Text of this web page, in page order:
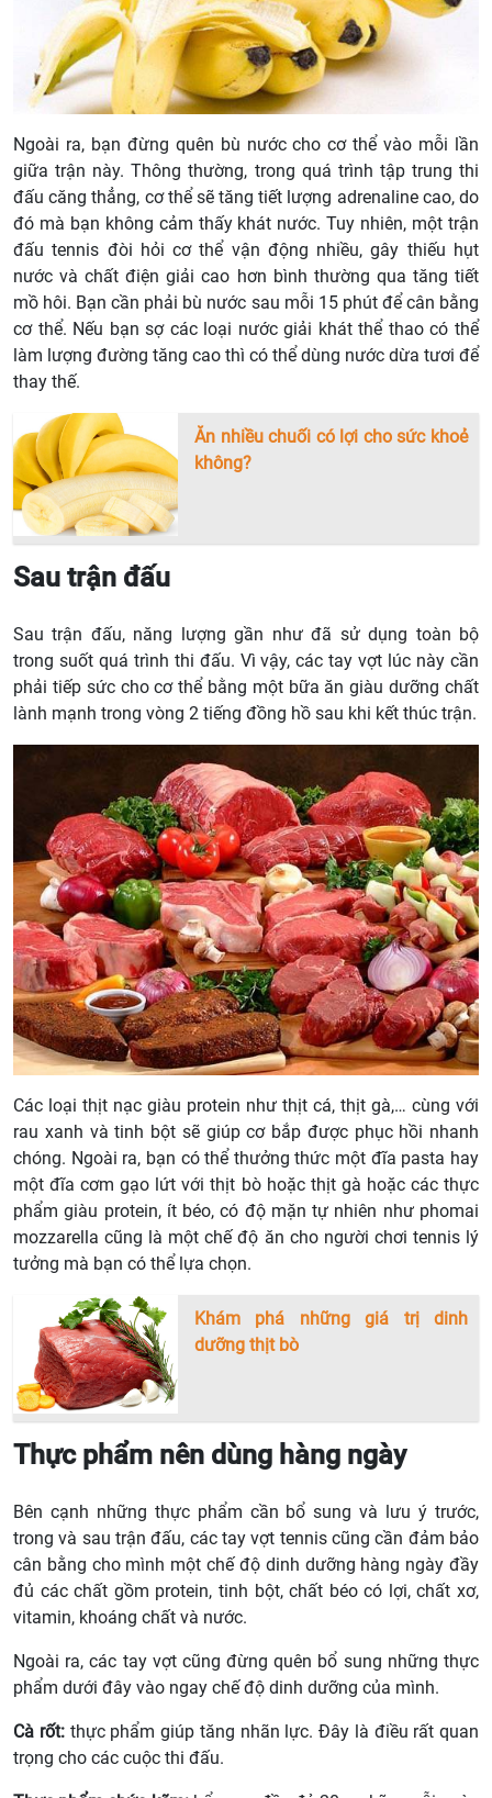
Ngoài ra, bạn đừng quên bù nước cho cơ thể vào mỗi lần
giữa trận này. Thông thường, trong quá trình tập trung thi
đấu căng thẳng, cơ thể sẽ tăng tiết lượng adrenaline cao, do
đó mà bạn không cảm thấy khát nước. Tuy nhiên, một trận
đấu tennis đòi hỏi cơ thể vận động nhiều, gây thiếu hụt
nước và chất điện giải cao hơn bình thường qua tăng tiết
mồ hôi. Bạn cần phải bù nước sau mỗi 15 phút để cân bằng
cơ thể. Nếu bạn sợ các loại nước giải khát thể thao có thể
làm lượng đường tăng cao thì có thể dùng nước dừa tươi để
thay thế.
Ăn nhiều chuối có lợi cho sức khoẻ
không?
Sau trận đấu
Sau trận đấu, năng lượng gần như đã sử dụng toàn bộ
trong suốt quá trình thi đấu. Vì vậy, các tay vợt lúc này cần
phải tiếp sức cho cơ thể bằng một bữa ăn giàu dưỡng chất
lành mạnh trong vòng 2 tiếng đồng hồ sau khi kết thúc trận.
Các loại thịt nạc giàu protein như thịt cá, thịt gà,… cùng với
rau xanh và tinh bột sẽ giúp cơ bắp được phục hồi nhanh
chóng. Ngoài ra, bạn có thể thưởng thức một đĩa pasta hay
một đĩa cơm gạo lứt với thịt bò hoặc thịt gà hoặc các thực
phẩm giàu protein, ít béo, có độ mặn tự nhiên như phomai
mozzarella cũng là một chế độ ăn cho người chơi tennis lý
tưởng mà bạn có thể lựa chọn.
Khám phá những giá trị dinh
dưỡng thịt bò
Thực phẩm nên dùng hàng ngày
Bên cạnh những thực phẩm cần bổ sung và lưu ý trước,
trong và sau trận đấu, các tay vợt tennis cũng cần đảm bảo
cân bằng cho mình một chế độ dinh dưỡng hàng ngày đầy
đủ các chất gồm protein, tinh bột, chất béo có lợi, chất xơ,
vitamin, khoáng chất và nước.
Ngoài ra, các tay vợt cũng đừng quên bổ sung những thực
phẩm dưới đây vào ngay chế độ dinh dưỡng của mình.
Cà rốt:thực phẩm giúp tăng nhãn lực. Đây là điều rất quan
trọng cho các cuộc thi đấu.